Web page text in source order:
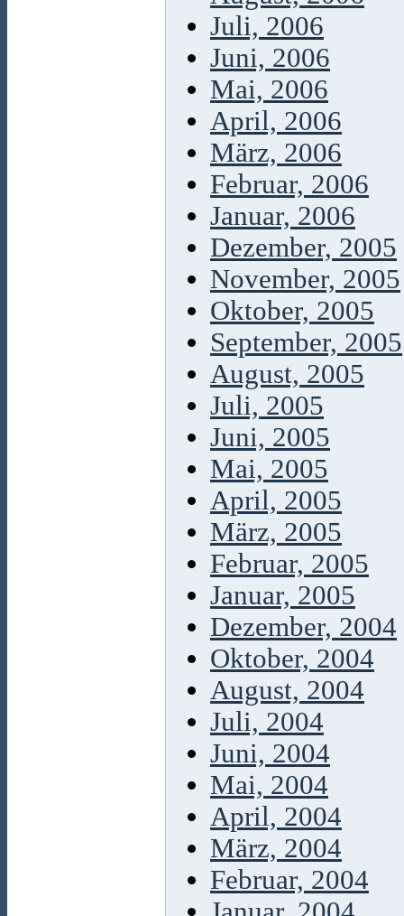
Juli, 2006
Juni, 2006
Mai, 2006
April, 2006
März, 2006
Februar, 2006
Januar, 2006
Dezember, 2005
November, 2005
Oktober, 2005
September, 2005
August, 2005
Juli, 2005
Juni, 2005
Mai, 2005
April, 2005
März, 2005
Februar, 2005
Januar, 2005
Dezember, 2004
Oktober, 2004
August, 2004
Juli, 2004
Juni, 2004
Mai, 2004
April, 2004
März, 2004
Februar, 2004